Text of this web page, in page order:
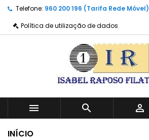
Telefone: 960 200 196 (Tarifa Rede Móvel)
Política de utilização de dados
  
INÍCIO